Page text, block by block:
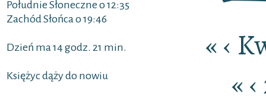
Południe Słoneczne o 12:35
Zachód Słońca o 19:46
Dzień ma 14 godz. 21 min.
Księżyc dąży do nowiu
«‹
«‹